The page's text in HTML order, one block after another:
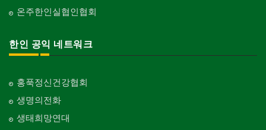
온주한인실협인협회
한인 공익 네트워크
홍푹정신건강협회
생명의전화
생태희망연대